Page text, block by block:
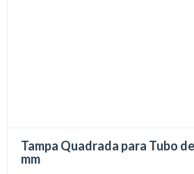
Tampa Quadrada para Tubo
mm